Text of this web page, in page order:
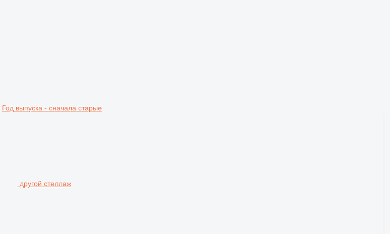
Год выпуска - сначала старые
другой стеллаж